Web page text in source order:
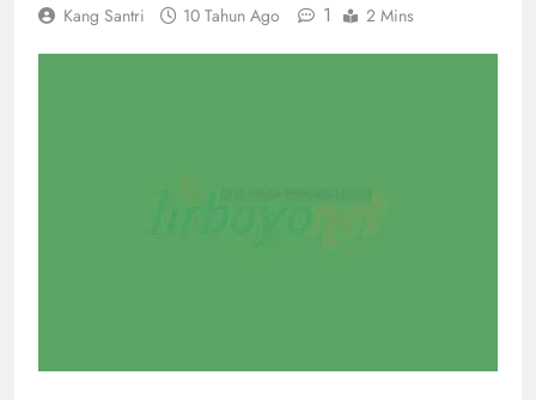
Kang Santri 10 Tahun Ago 1 2 Mins